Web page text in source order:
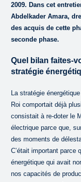
2009. Dans cet
Abdelkader Amara,
des acquis de cette
seconde phase.
Quel bilan faites-
stratégie
La stratégie
Roi comportait déjà
consistait à re-doter le
électrique parce que,
des moments de
C’était important parce
énergétique qui avait
nos capacités de